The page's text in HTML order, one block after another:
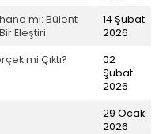
mi: Bülent
Eleştiri
14 Şubat
2026
mi Çıktı?
02
Şubat
2026
29 Ocak
2026